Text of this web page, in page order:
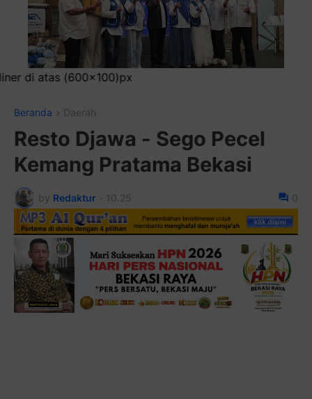
Beranda Daerah
Resto Djawa - Sego Pecel
Kemang Pratama Bekasi
by Redaktur - 10.25 0